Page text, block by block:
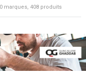
marques, 408 produits